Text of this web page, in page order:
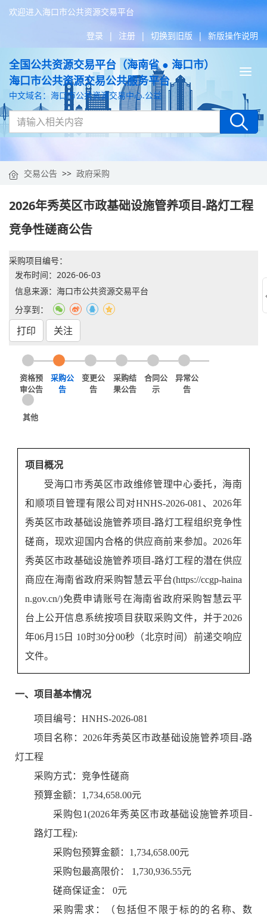
欢迎进入海口市公共资源交易平台
登录 | 注册 | 切换到旧版 | 新版操作说明
全国公共资源交易平台（海南省 ● 海口市）
海口市公共资源交易公共服务平台
中文域名：海口市公共资源交易中心.公益
交易公告 >> 政府采购
2026年秀英区市政基础设施管养项目-路灯工程
竞争性磋商公告
采购项目编号：
发布时间： 2026-06-03
信息来源：海口市公共资源交易平台
分享到：
打印 关注
资格预
审公告
采购公
告
变更公
告
采购结
果公告
合同公
示
异常公
告
其他
项目概况
受海口市秀英区市政维修管理中心委托， 海南
和顺项目管理有限公司 对HNHS-2026-081、2026年
秀英区市政基础设施管养项目-路灯工程组织竞争性
磋商，现欢迎国内合格的供应商前来参加。2026年
秀英区市政基础设施管养项目-路灯工程的潜在供应
商应在海南省政府采购智慧云平台(https://ccgp-haina
n.gov.cn/)免费申请账号在海南省政府采购智慧云平
台上公开信息系统按项目获取采购文件，并于2026
年06月15日 10时30分00秒 （北京时间）前递交响应
文件。
一、项目基本情况
项目编号：HNHS-2026-081
项目名称：2026年秀英区市政基础设施管养项目-路
灯工程
采购方式：竞争性磋商
预算金额：1,734,658.00元
采购包1(2026年秀英区市政基础设施管养项目-
路灯工程):
采购包预算金额： 1,734,658.00元
采购包最高限价： 1,730,936.55元
磋商保证金：
0元
采购需求：（包括但不限于标的的名称、数